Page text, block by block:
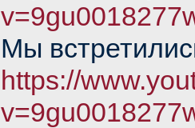
Мы
https://